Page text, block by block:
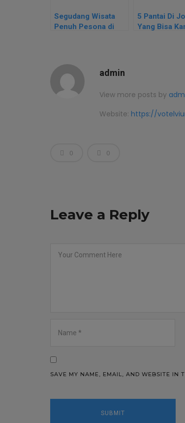
Segudang Wisata
Penuh Pesona di
5 Pantai Di
Yang Bisa
admin
View more posts by
Website: https://
0 0
Leave a Reply
SAVE MY NAME, EMAIL, AND WEBSITE IN